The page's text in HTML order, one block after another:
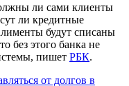
ли сами клиенты
ли кредитные
будут списаны
без этого банка не
пишет РБК.
от долгов в